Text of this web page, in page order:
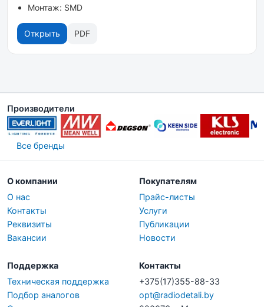
Монтаж: SMD
Открыть PDF
Производители
Все бренды
О компании
О нас
Контакты
Реквизиты
Вакансии
Покупателям
Прайс-листы
Услуги
Публикации
Новости
Поддержка
Техническая поддержка
Подбор аналогов
Контакты
+375(17)355-88-33
opt@radiodetali.by